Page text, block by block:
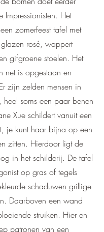
Impressionisten. Het
zomerfeest tafel met
rosé, wappert
gifgroene stoelen. Het
net is opgestaan en
zijn zelden mensen in
heel soms een paar benen
Xue schildert vanuit een
je kunt haar bijna op een
zitten. Hierdoor ligt de
in het schilderij. De tafel
op gras of tegels
schaduwen grillige
Daarboven een wand
struiken. Hier en
patronen van een